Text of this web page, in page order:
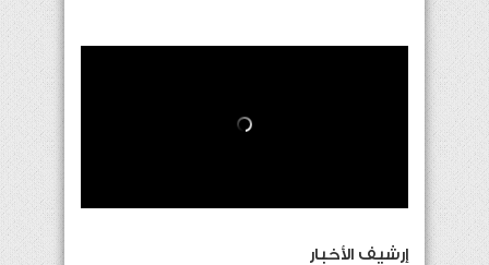
إرشيف الأخبار